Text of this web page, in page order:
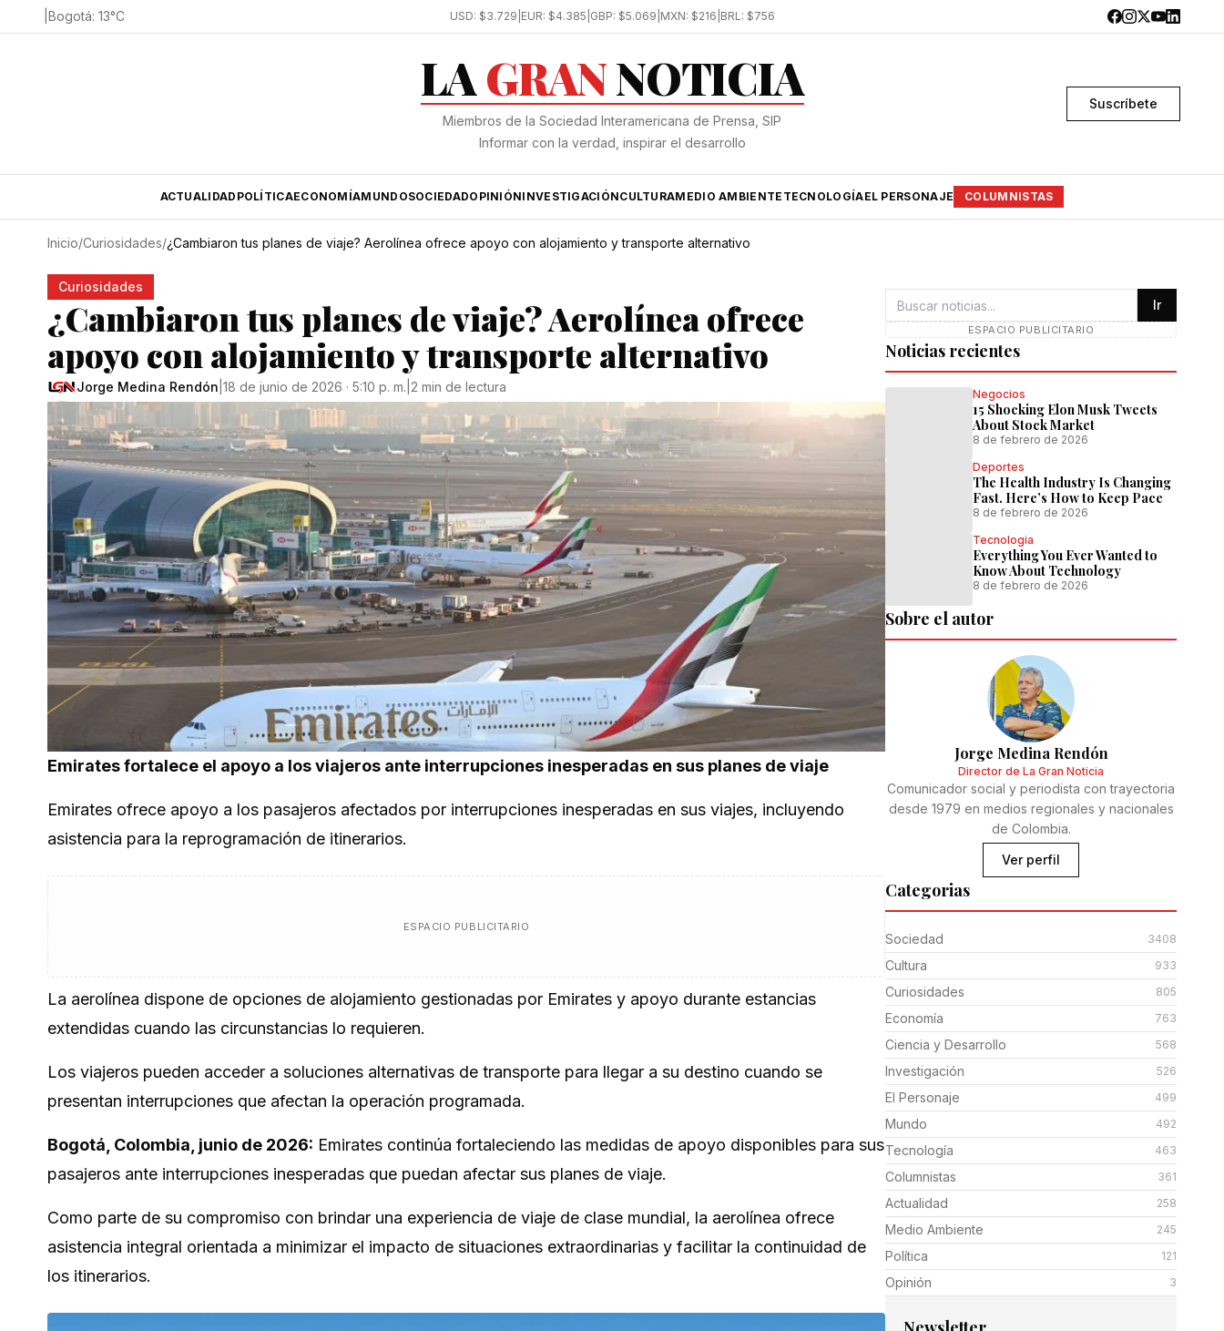
Bogotá: 13°C USD: $3.729 EUR: $4.385 GBP: $5.069 MXN: $216 BRL: $756
LAGRANNOTICIA
Miembros de la Sociedad Interamericana de Prensa, SIP
Informar con la verdad, inspirar el desarrollo
Suscríbete
ACTUALIDAD POLÍTICAECONOMÍAMUNDOSOCIEDADOPINIÓNINVESTIGACIÓNCULTURAMEDIO AMBIENTE TECNOLOGÍAEL PERSONAJE COLUMNISTAS
Inicio/Curiosidades/¿Cambiaron tus planes de viaje? Aerolínea ofrece apoyo con alojamiento y transporte alternativo
Curiosidades
¿Cambiaron tus planes de viaje? Aerolínea ofrece
apoyo con alojamiento y transporte alternativo
Jorge Medina Rendón 18 de junio de 2026 · 5:10 p. m. 2 min de lectura
Emirates fortalece el apoyo a los viajeros ante interrupciones inesperadas en sus planes de viaje
Emirates ofrece apoyo a los pasajeros afectados por interrupciones inesperadas en sus viajes, incluyendo
asistencia para la reprogramación de itinerarios.
ESPACIO PUBLICITARIO
La aerolínea dispone de opciones de alojamiento gestionadas por Emirates y apoyo durante estancias
extendidas cuando las circunstancias lo requieren.
Los viajeros pueden acceder a soluciones alternativas de transporte para llegar a su destino cuando se
presentan interrupciones que afectan la operación programada.
Bogotá, Colombia, junio de 2026: Emirates continúa fortaleciendo las medidas de apoyo disponibles para sus
pasajeros ante interrupciones inesperadas que puedan afectar sus planes de viaje.
Como parte de su compromiso con brindar una experiencia de viaje de clase mundial, la aerolínea ofrece
asistencia integral orientada a minimizar el impacto de situaciones extraordinarias y facilitar la continuidad de
los itinerarios.
Ir
ESPACIO PUBLICITARIO
Noticias recientes
Negocios
15 Shocking Elon Musk Tweets
About Stock Market
8 de febrero de 2026
Deportes
The Health Industry Is Changing
Fast. Here’s How to Keep Pace
8 de febrero de 2026
Tecnologia
Everything You Ever Wanted to
Know About Technology
8 de febrero de 2026
Sobre el autor
Jorge Medina Rendón
Director de La Gran Noticia
Comunicador social y periodista con trayectoria
desde 1979 en medios regionales y nacionales
de Colombia.
Ver perfil
Categorias
Sociedad 3408
Cultura 933
Curiosidades 805
Economía 763
Ciencia y Desarrollo 568
Investigación 526
El Personaje 499
Mundo 492
Tecnología 463
Columnistas 361
Actualidad 258
Medio Ambiente 245
Política 121
Opinión 3